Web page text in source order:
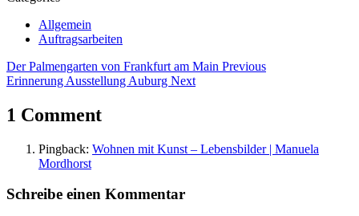
Allgemein
Auftragsarbeiten
Tags
abstrakte
Abstraktes
Abstraktes
Acryl
Beitragsnavigation
Der Palmengarten von Frankfurt am Main Previous
Erinnerung Ausstellung Auburg Next
1 Comment
Pingback: Wohnen mit Kunst – Lebensbilder | Manuela
Mordhorst
Schreibe einen Kommentar